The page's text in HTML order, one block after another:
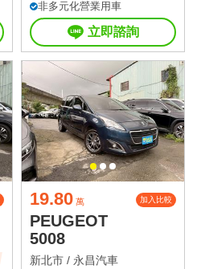
非多元化營業用車
立即諮詢
19.80 萬 加入比較
PEUGEOT
5008
新北市 / 永昌汽車